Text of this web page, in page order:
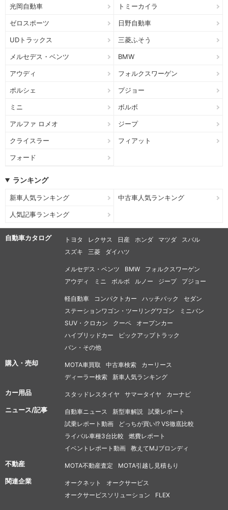
光岡自動車 トミーカイラ
ゼロスポーツ 日野自動車
UDトラックス 三菱ふそう
メルセデス・ベンツ BMW
アウディ フォルクスワーゲン
ポルシェ プジョー
ミニ ボルボ
アルファ ロメオ ジープ
クライスラー フィアット
フォード
ランキング
新車人気ランキング 中古車人気ランキング
人気記事ランキング
自動車カタログ トヨタ レクサス 日産 ホンダ マツダ
スバル
スズキ
三菱 ダイハツ
メルセデス・ベンツ BMW
フォルクスワーゲン
アウディ
ミニ ボルボ ルノー ジープ プジョー
軽自動車 コンパクトカー ハッチバック
セダン
ステーションワゴン・ツーリングワゴン
ミニバン
SUV・クロカン
クーペ
オープンカー
ハイブリッドカー
ピックアップトラック
バン・その他
購入・売却 MOTA車買取 中古車検索
カーリース
ディーラー検索
新車人気ランキング
カー用品 スタッドレスタイヤ サマータイヤ カーナビ
ニュース/記事 自動車ニュース 新型車解説
試乗レポート
試乗レポート動画
どっちが買い!? VS徹底比較
ライバル車種3台比較
燃費レポート
イベントレポート動画
教えてMJブロンディ
不動産 MOTA不動産査定 MOTA引越し見積もり
関連企業 オークネット
オークサービス
オークサービスソリューション
FLEX